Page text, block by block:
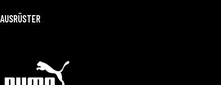
AUSRÜSTER